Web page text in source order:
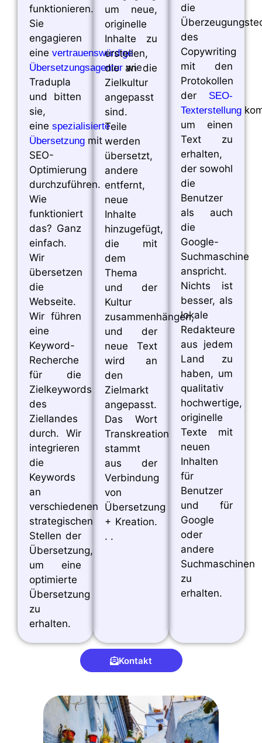
funktionieren.
Sie
engagieren
eine vertrauenswürdige
Übersetzungsagentur wie
Tradupla
und bitten
sie,
eine spezialisierte
Übersetzung mit
SEO-
Optimierung
durchzuführen.
Wie
funktioniert
das? Ganz
einfach.
Wir
übersetzen
die
Webseite.
Wir führen
eine
Keyword-
Recherche
für die
Zielkeywords
des
Ziellandes
durch. Wir
integrieren
die
Keywords
an
verschiedenen
strategischen
Stellen der
Übersetzung,
um eine
optimierte
Übersetzung
zu
erhalten.
um neue,
originelle
Inhalte zu
erstellen,
die an die
Zielkultur
angepasst
sind.
Teile
werden
übersetzt,
andere
entfernt,
neue
Inhalte
hinzugefügt,
die mit
dem
Thema
und der
Kultur
zusammenhängen,
und der
neue Text
wird an
den
Zielmarkt
angepasst.
Das Wort
Transkreation
stammt
aus der
Verbindung
von
Übersetzung
+ Kreation.
. .
die
des
Copywriting
mit den
Protokollen
der SEO-
Texterstellung
um einen
Text zu
erhalten,
der sowohl
die
Benutzer
als auch
die
Google-
Suchmaschine
anspricht.
Nichts ist
besser, als
lokale
Redakteure
aus jedem
Land zu
haben, um
qualitativ
hochwertige,
originelle
Texte mit
neuen
Inhalten
für
Benutzer
und für
Google
oder
andere
Suchmaschinen
zu
erhalten.
Kontakt